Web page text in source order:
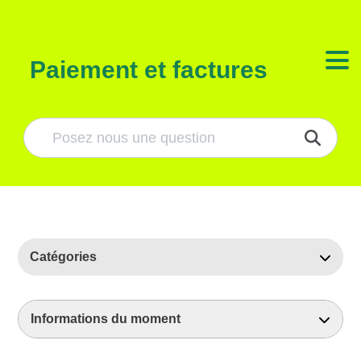
Paiement et factures
Catégories
Informations du moment